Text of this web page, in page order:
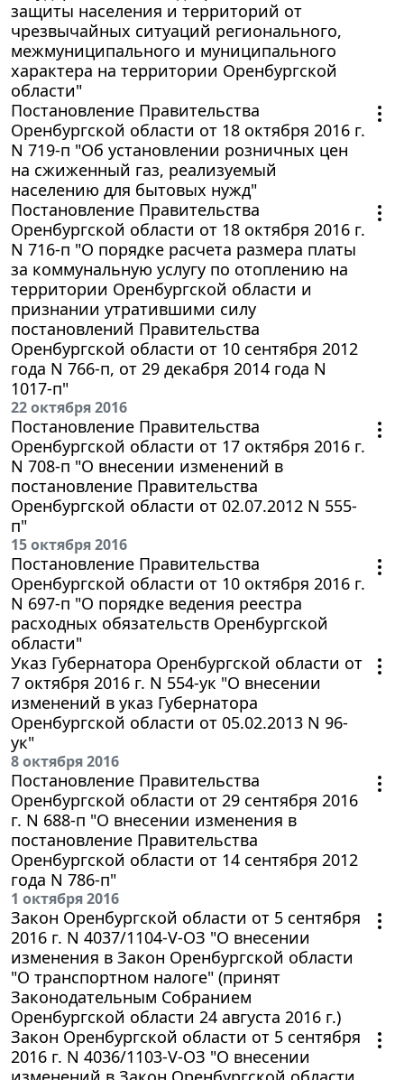
защиты населения и территорий от
чрезвычайных ситуаций регионального,
межмуниципального и муниципального
характера на территории Оренбургской
области"
Постановление Правительства
Оренбургской области от 18 октября 2016 г.
N 719-п "Об установлении розничных цен
на сжиженный газ, реализуемый
населению для бытовых нужд"
Постановление Правительства
Оренбургской области от 18 октября 2016 г.
N 716-п "О порядке расчета размера платы
за коммунальную услугу по отоплению на
территории Оренбургской области и
признании утратившими силу
постановлений Правительства
Оренбургской области от 10 сентября 2012
года N 766-п, от 29 декабря 2014 года N
1017-п"
22 октября 2016
Постановление Правительства
Оренбургской области от 17 октября 2016 г.
N 708-п "О внесении изменений в
постановление Правительства
Оренбургской области от 02.07.2012 N 555-
п"
15 октября 2016
Постановление Правительства
Оренбургской области от 10 октября 2016 г.
N 697-п "О порядке ведения реестра
расходных обязательств Оренбургской
области"
Указ Губернатора Оренбургской области от
7 октября 2016 г. N 554-ук "О внесении
изменений в указ Губернатора
Оренбургской области от 05.02.2013 N 96-
ук"
8 октября 2016
Постановление Правительства
Оренбургской области от 29 сентября 2016
г. N 688-п "О внесении изменения в
постановление Правительства
Оренбургской области от 14 сентября 2012
года N 786-п"
1 октября 2016
Закон Оренбургской области от 5 сентября
2016 г. N 4037/1104-V-ОЗ "О внесении
изменения в Закон Оренбургской области
"О транспортном налоге" (принят
Законодательным Собранием
Оренбургской области 24 августа 2016 г.)
Закон Оренбургской области от 5 сентября
2016 г. N 4036/1103-V-ОЗ "О внесении